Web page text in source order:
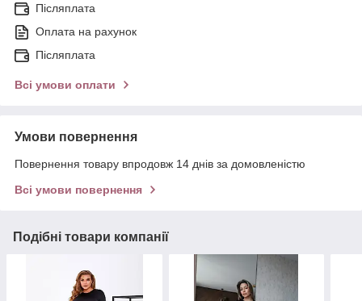
Післяплата
Оплата на рахунок
Післяплата
Всі умови оплати
Умови повернення
Повернення товару впродовж 14 днів за домовленістю
Всі умови повернення
Подібні товари компанії